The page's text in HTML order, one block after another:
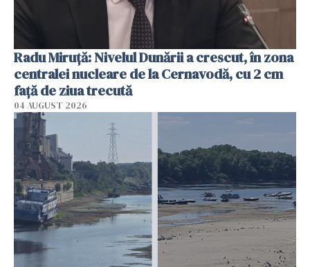
Radu Miruţă: Nivelul Dunării a crescut, în zona
centralei nucleare de la Cernavodă, cu 2 cm
faţă de ziua trecută
04 AUGUST 2026